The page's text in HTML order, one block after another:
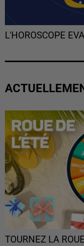
L'HOROSCOPE
TOURNEZ LA